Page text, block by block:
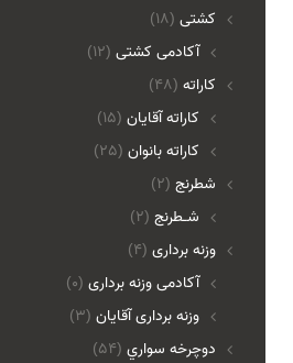
(18) کشتی
آکادمی کشتی (12)
(48) کاراته
کاراته آقایان (15)
کاراته بانوان (25)
(2) شطرنج
شـطرنج (2)
(4) وزنه برداری
آکادمی وزنه برداری (0)
وزنه برداری آقایان (3)
(54) دوچرخه سواري